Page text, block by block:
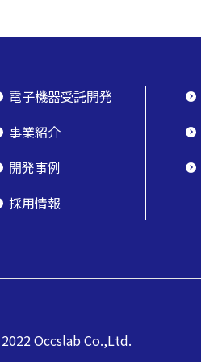
電子機器受託開発
事業紹介
開発事例
採用情報
Occslab Co.,Ltd.